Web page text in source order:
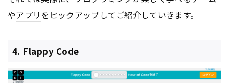
やアプリをピックアップしてご紹介していきます。
4. Flappy Code